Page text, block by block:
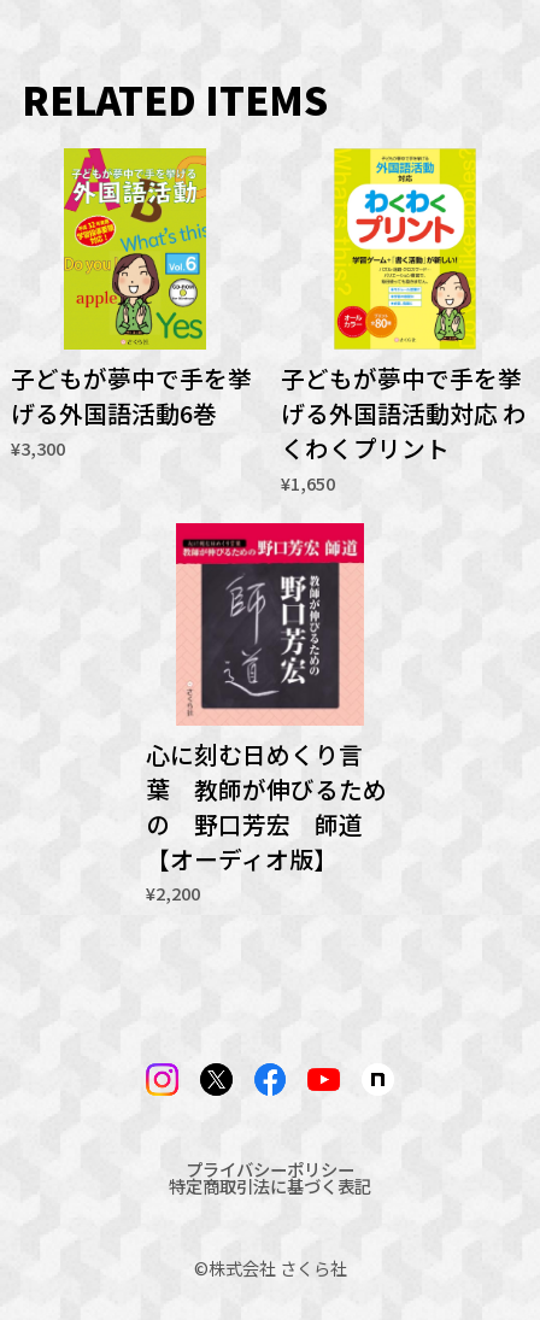
RELATED ITEMS
子どもが夢中で手を挙
げる外国語活動6巻
¥3,300
子どもが夢中で手を挙
げる外国語活動対応 わ
くわくプリント
¥1,650
心に刻む日めくり言
葉 教師が伸びるため
の 野口芳宏 師道
【オーディオ版】
¥2,200
プライバシーポリシー
特定商取引法に基づく表記
©︎株式会社 さくら社